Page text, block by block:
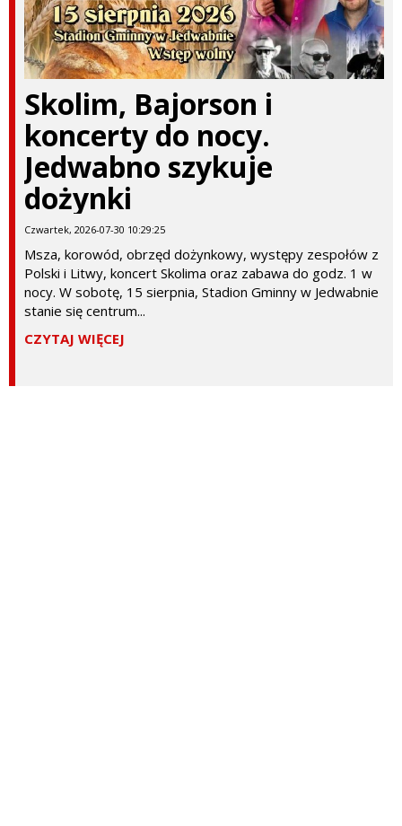
Skolim, Bajorson i
koncerty do nocy.
Jedwabno szykuje
dożynki
Czwartek, 2026-07-30 10:29:25
Msza, korowód, obrzęd dożynkowy, występy zespołów z
Polski i Litwy, koncert Skolima oraz zabawa do godz. 1 w
nocy. W sobotę, 15 sierpnia, Stadion Gminny w Jedwabnie
stanie się centrum...
CZYTAJ WIĘCEJ